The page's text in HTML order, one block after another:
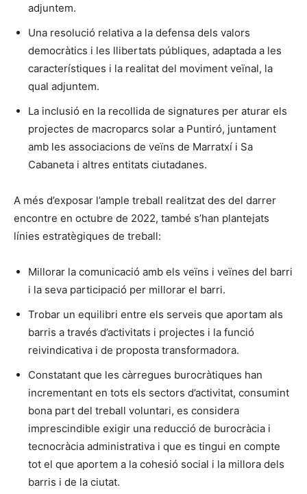
adjuntem.
Una resolució relativa a la defensa dels valors
democràtics i les llibertats públiques, adaptada a les
característiques i la realitat del moviment veïnal, la
qual adjuntem.
La inclusió en la recollida de signatures per aturar els
projectes de macroparcs solar a Puntiró, juntament
amb les associacions de veïns de Marratxí i Sa
Cabaneta i altres entitats ciutadanes.
A més d’exposar l’ample treball realitzat des del darrer
encontre en octubre de 2022, també s’han plantejats
línies estratègiques de treball:
Millorar la comunicació amb els veïns i veïnes del barri
i la seva participació per millorar el barri.
Trobar un equilibri entre els serveis que aportam als
barris a través d’activitats i projectes i la funció
reivindicativa i de proposta transformadora.
Constatant que les càrregues burocràtiques han
incrementant en tots els sectors d’activitat, consumint
bona part del treball voluntari, es considera
imprescindible exigir una reducció de burocràcia i
tecnocràcia administrativa i que es tingui en compte
tot el que aportem a la cohesió social i la millora dels
barris i de la ciutat.